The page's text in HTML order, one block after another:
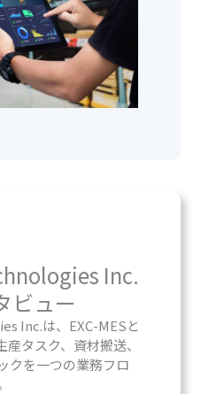
Inc.
ビュー
Inc.は、EXC-MESと
タスク、資材搬送、
クを一つの業務フロ